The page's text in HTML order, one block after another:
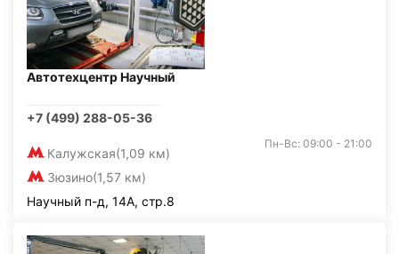
Автотехцентр Научный
+7 (499) 288-05-36
Калужская(1,09 км)
Зюзино(1,57 км)
Пн-Вс: 09:00 - 21:00
Научный п-д, 14А, стр.8